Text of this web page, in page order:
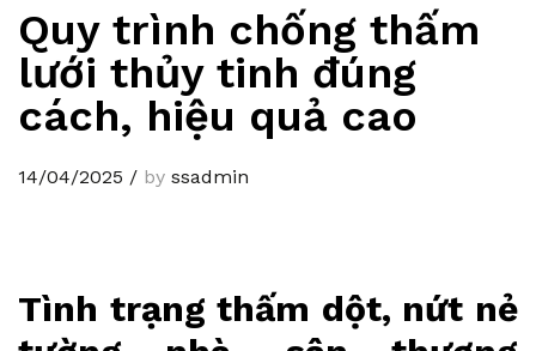
Quy trình chống thấm
lưới thủy tinh đúng
cách, hiệu quả cao
14/04/2025 / by ssadmin
Tình trạng thấm dột, nứt nẻ